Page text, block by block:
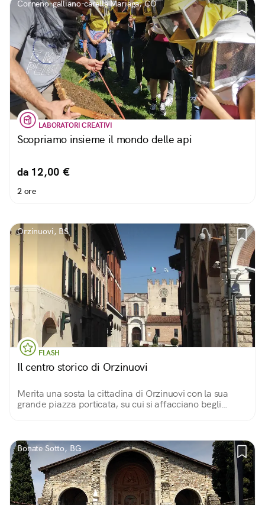
Corneno-galliano-carella Mariaga, CO
LABORATORI CREATIVI
Scopriamo insieme il mondo delle api
da 12,00 €
2 ore
Orzinuovi, BS
FLASH
Il centro storico di Orzinuovi
Merita una sosta la cittadina di Orzinuovi con la sua
grande piazza porticata, su cui si affacciano begli
Bonate Sotto, BG